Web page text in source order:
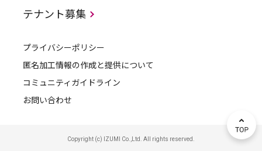
テナント募集
プライバシーポリシー
匿名加工情報の作成と提供について
コミュニティガイドライン
お問い合わせ
Copyright (c) IZUMI Co.,Ltd. All rights reserved.